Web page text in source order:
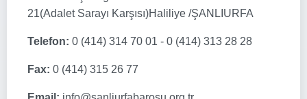
21(Adalet Sarayı Karşısı)Haliliye /ŞANLIURFA
Telefon: 0 (414) 314 70 01 - 0 (414) 313 28 28
Fax: 0 (414) 315 26 77